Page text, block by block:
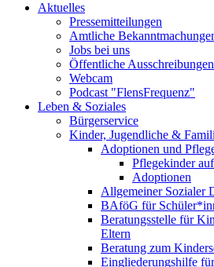
Aktuelles
Pressemitteilungen
Amtliche
Jobs bei uns
Öffentliche Ausschreibungen
Webcam
Podcast "FlensFrequenz"
Leben & Soziales
Bürgerservice
Kinder, Jugendliche &
Adoptionen und
Pflegekinder
Adoptionen
Allgemeiner Sozialer
BAföG für
Beratungsstelle für
Eltern
Beratung zum
Eingliederungshilfe